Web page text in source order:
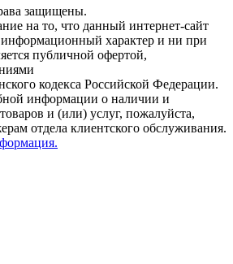
защищены.
на то, что данный интернет-сайт
характер и ни при
публичной офертой,
кодекса Российской Федерации.
информации о наличии и
и (или) услуг, пожалуйста,
отдела клиентского обслуживания.